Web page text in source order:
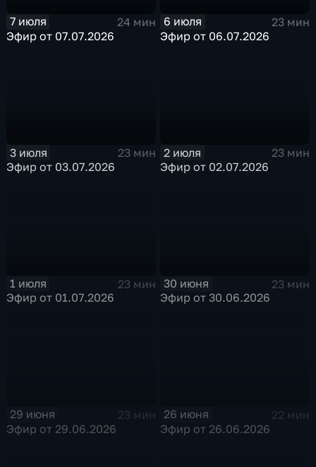
7 июля
24 мин
Эфир от 07.07.2026
6 июля
23 мин
Эфир от 06.07.2026
3 июля
23 мин
Эфир от 03.07.2026
2 июля
23 мин
Эфир от 02.07.2026
1 июля
23 мин
Эфир от 01.07.2026
30 июня
23 мин
Эфир от 30.06.2026
29 июня
23 мин
Эфир от 29.06.2026
26 июня
22 мин
Эфир от 26.06.2026